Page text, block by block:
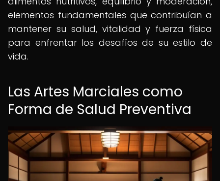
elementos fundamentales que contribuían a
mantener su salud, vitalidad y fuerza física
para enfrentar los desafíos de su estilo de
vida.
Las Artes Marciales como
Forma de Salud Preventiva